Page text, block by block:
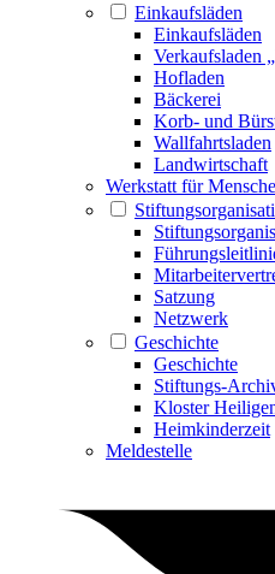
Einkaufsläden
Einkaufsläden
Verkaufsladen
Hofladen
Bäckerei
Korb- und
Wallfahrtsladen
Landwirtschaft
Werkstatt für
Satzung
Netzwerk
Geschichte
Geschichte
Stiftungs-
Kloster
Heimkinderzeit
Meldestelle